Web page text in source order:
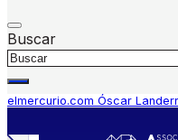
Buscar
elmercurio.com Óscar